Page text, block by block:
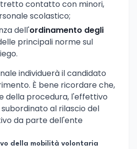
contatto con minori,
scolastico;
dell'ordinamento degli
principali norme sul
individuerà il candidato
È bene ricordare che,
della procedura, l'effettivo
al rilascio del
da parte dell'ente
della mobilità volontaria